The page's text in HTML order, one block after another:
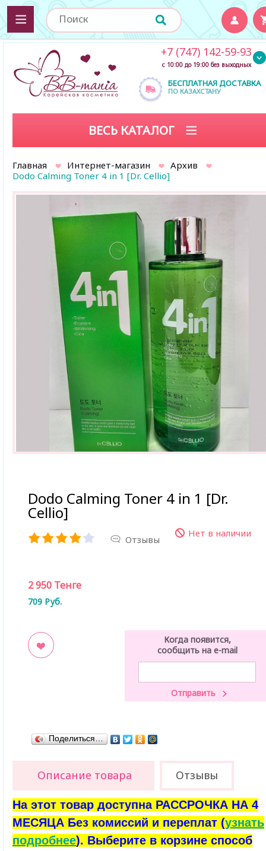
БЕСПЛАТНАЯ ДОСТАВКА
ПО КАЗАХСТАНУ
+7 (747) 142-59-93
с 10:00 до 19:00 без выходных
ВЕСЬ КАТАЛОГ
Главная Интернет-магазин
Архив
Dodo Calming Toner 4 in 1 [Dr. Cellio]
Dodo Calming Toner 4 in 1 [Dr.
Cellio]
Отзывы
Нет в наличии
2 950 Тенге
709 Руб.
Когда появится,
сообщить на e-mail
Поделиться…
Описание товара Отзывы
На этот товар доступна РАССРОЧКА НА 4
МЕСЯЦА Без комиссий и переплат (узнать
подробнее). Выберите в корзине способ